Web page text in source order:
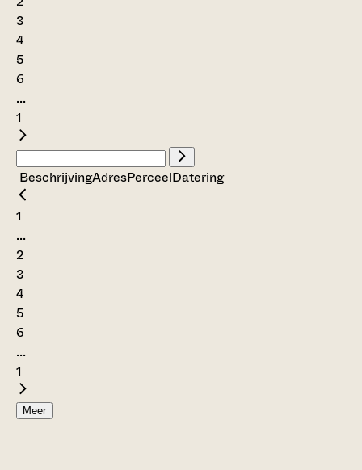
3
4
5
6
...
1
BeschrijvingAdresPerceelDatering
1
...
2
3
4
5
6
...
1
Meer